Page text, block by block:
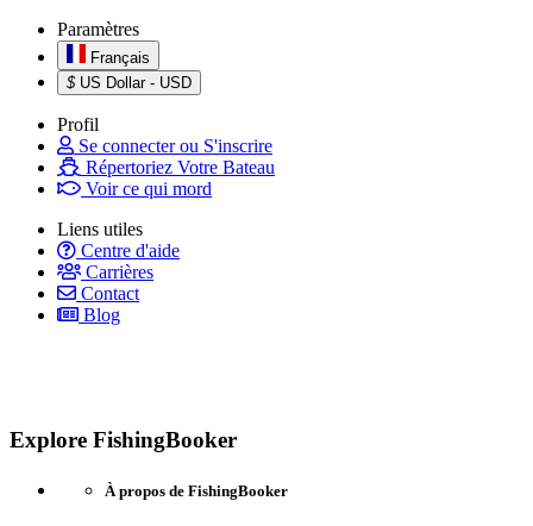
Paramètres
Français
$ US Dollar - USD
Profil
Se connecter ou S'inscrire
Répertoriez Votre Bateau
Voir ce qui mord
Liens utiles
Centre d'aide
Carrières
Contact
Blog
Explore FishingBooker
À propos de FishingBooker